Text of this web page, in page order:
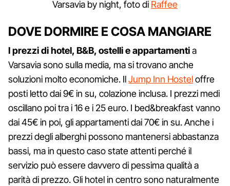
Varsavia by night, foto di Raffee
DOVE DORMIRE E COSA MANGIARE
I prezzi di hotel, B&B, ostelli e appartamentia
Varsavia sono sulla media, ma si trovano anche
soluzioni molto economiche. IlJump Inn Hosteloffre
posti letto dai 9€ in su, colazione inclusa. I prezzi medi
oscillano poi tra i 16 e i 25 euro. I bed&breakfast vanno
dai 45€ in poi, gli appartamenti dai 70€ in su. Anche i
prezzi degli alberghi possono mantenersi abbastanza
bassi, ma in questo caso state attenti perché il
servizio può essere davvero di pessima qualità a
parità di prezzo. Gli hotel in centro sono naturalmente